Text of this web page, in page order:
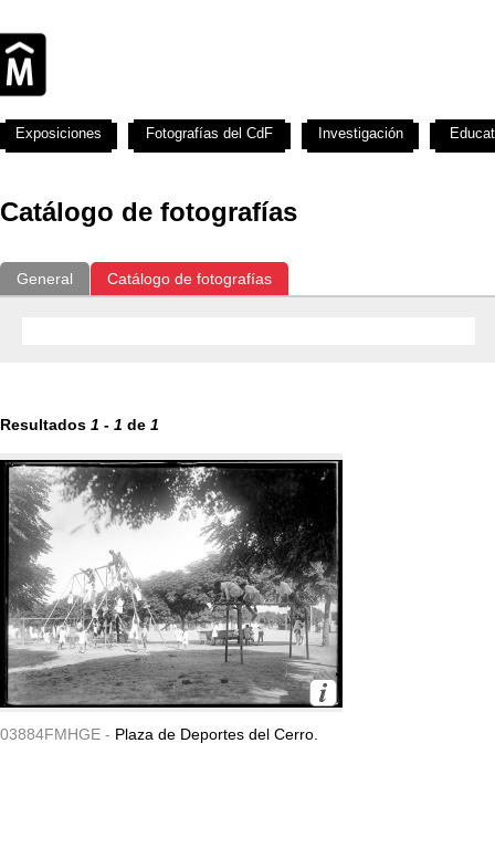
Catálogo de fotografías
General Catálogo de fotografías
Resultados 1 - 1 de 1
03884FMHGE - Plaza de Deportes del Cerro.
Exposiciones Fotografías del CdF Investigación